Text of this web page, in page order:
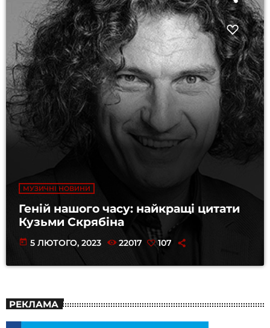
МУЗИЧНІ НОВИНИ
Геній нашого часу: найкращі цитати
Кузьми Скрябіна
today 5 ЛЮТОГО, 2023 22017 107
РЕКЛАМА